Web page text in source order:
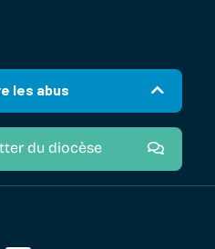
les abus
du diocèse